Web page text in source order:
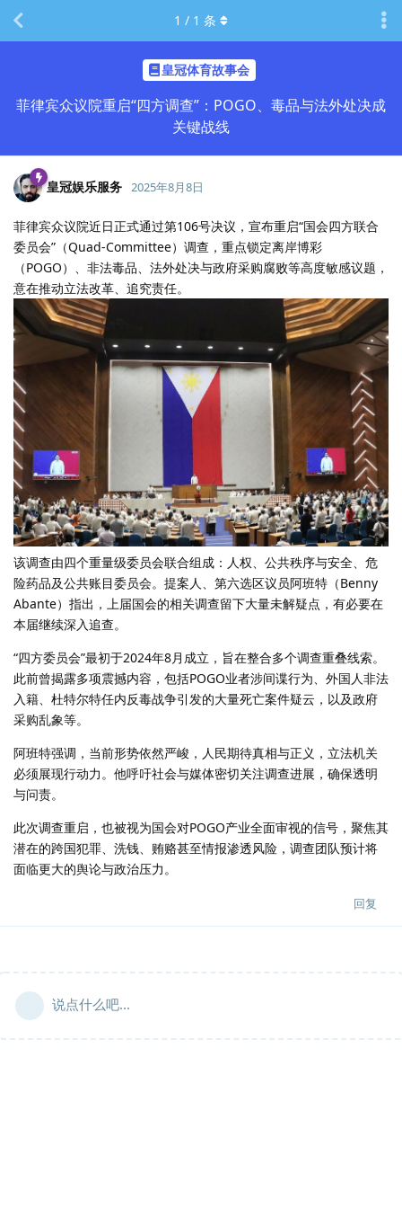
皇冠体育故事会
菲律宾众议院重启“四方调查”：POGO、毒品与法外处决成
关键战线
1 / 1 条
皇冠娱乐服务 2025年8月8日
菲律宾众议院近日正式通过第106号决议，宣布重启“国会四方联合
委员会”（Quad-Committee）调查，重点锁定离岸博彩
（POGO）、非法毒品、法外处决与政府采购腐败等高度敏感议题，
意在推动立法改革、追究责任。
该调查由四个重量级委员会联合组成：人权、公共秩序与安全、危
险药品及公共账目委员会。提案人、第六选区议员阿班特（Benny
Abante）指出，上届国会的相关调查留下大量未解疑点，有必要在
本届继续深入追查。
“四方委员会”最初于2024年8月成立，旨在整合多个调查重叠线索。
此前曾揭露多项震撼内容，包括POGO业者涉间谍行为、外国人非法
入籍、杜特尔特任内反毒战争引发的大量死亡案件疑云，以及政府
采购乱象等。
阿班特强调，当前形势依然严峻，人民期待真相与正义，立法机关
必须展现行动力。他呼吁社会与媒体密切关注调查进展，确保透明
与问责。
此次调查重启，也被视为国会对POGO产业全面审视的信号，聚焦其
潜在的跨国犯罪、洗钱、贿赂甚至情报渗透风险，调查团队预计将
面临更大的舆论与政治压力。
回复
说点什么吧...